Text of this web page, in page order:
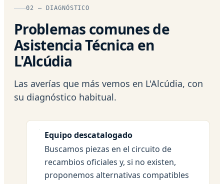
02 — DIAGNÓSTICO
Problemas comunes de
Asistencia Técnica en
L'Alcúdia
Las averías que más vemos en L'Alcúdia, con
su diagnóstico habitual.
Equipo descatalogado
Buscamos piezas en el circuito de
recambios oficiales y, si no existen,
proponemos alternativas compatibles